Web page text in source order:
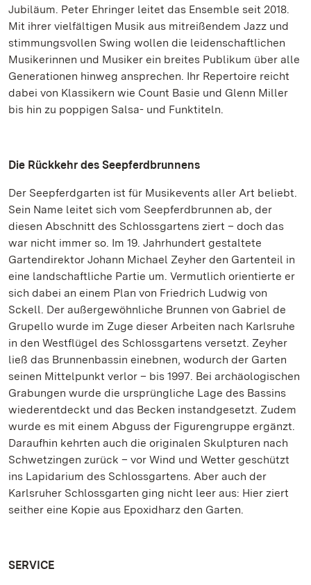
Jubiläum. Peter Ehringer leitet das Ensemble seit 2018.
Mit ihrer vielfältigen Musik aus mitreißendem Jazz und
stimmungsvollen Swing wollen die leidenschaftlichen
Musikerinnen und Musiker ein breites Publikum über alle
Generationen hinweg ansprechen. Ihr Repertoire reicht
dabei von Klassikern wie Count Basie und Glenn Miller
bis hin zu poppigen Salsa- und Funktiteln.
Die Rückkehr des Seepferdbrunnens
Der Seepferdgarten ist für Musikevents aller Art beliebt.
Sein Name leitet sich vom Seepferdbrunnen ab, der
diesen Abschnitt des Schlossgartens ziert – doch das
war nicht immer so. Im 19. Jahrhundert gestaltete
Gartendirektor Johann Michael Zeyher den Gartenteil in
eine landschaftliche Partie um. Vermutlich orientierte er
sich dabei an einem Plan von Friedrich Ludwig von
Sckell. Der außergewöhnliche Brunnen von Gabriel de
Grupello wurde im Zuge dieser Arbeiten nach Karlsruhe
in den Westflügel des Schlossgartens versetzt. Zeyher
ließ das Brunnenbassin einebnen, wodurch der Garten
seinen Mittelpunkt verlor – bis 1997. Bei archäologischen
Grabungen wurde die ursprüngliche Lage des Bassins
wiederentdeckt und das Becken instandgesetzt. Zudem
wurde es mit einem Abguss der Figurengruppe ergänzt.
Daraufhin kehrten auch die originalen Skulpturen nach
Schwetzingen zurück – vor Wind und Wetter geschützt
ins Lapidarium des Schlossgartens. Aber auch der
Karlsruher Schlossgarten ging nicht leer aus: Hier ziert
seither eine Kopie aus Epoxidharz den Garten.
SERVICE